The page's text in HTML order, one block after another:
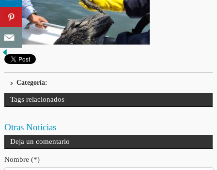
Categoría:
Tags relacionados
Otras Noticias
Deja un comentario
Nombre (*)